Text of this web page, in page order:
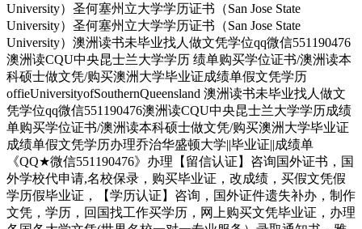
University）圣何塞州立大学学历证书（San Jose State
University）圣何塞州立大学学历证书（San Jose State
University）澳洲读书未毕业找人做文凭学位qq微信551190476
澳洲读CQU中央昆士兰大学学历 绩单购买学位证书/澳洲读本
科硕士做文凭/购买澳洲大学毕业证成绩单假文凭学历
offieUniversityofSouthernQueensland 澳洲读书未毕业找人做文
凭学位qq微信551190476澳洲读CQU中央昆士兰大学学历成绩
单购买学位证书/澳洲读本科硕士做文凭/购买澳洲大学毕业证
成绩单假文凭学历办理乔治华盛顿大学||毕业证||成绩单
《QQ★微信551190476》办理【留信认证】咨询国外证书，国
外学校代申请,名校保录，购买毕业证，改成绩，买假文凭假
学历假毕业证，【学历认证】咨询，国外证件遗失补办，制作
文凭，学历，回国找工作买学历，网上购买文凭毕业证，办理